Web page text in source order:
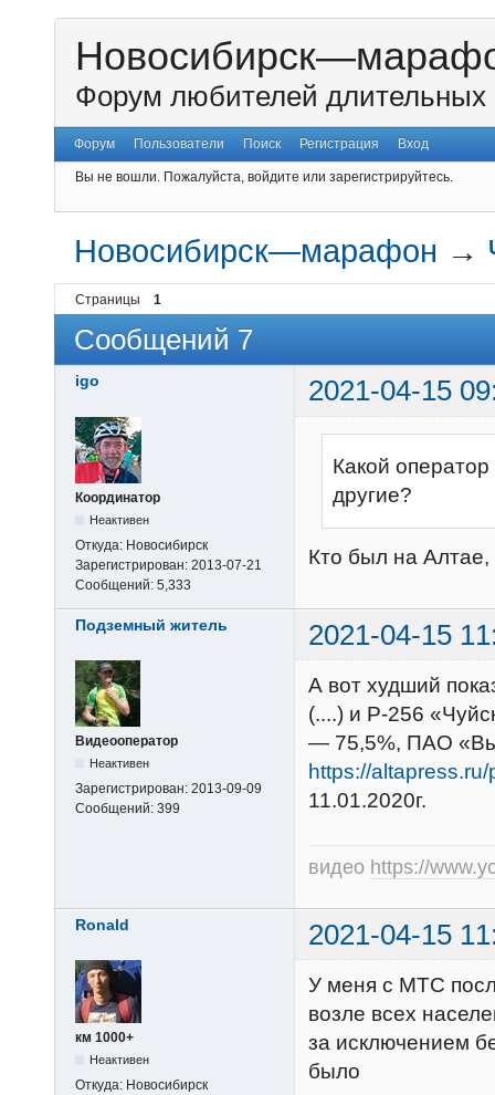
Форум любителей длительных
Форум Пользователи Поиск Регистрация Вход
Вы не вошли. Пожалуйста, войдите или зарегистрируйтесь.
Новосибирск—марафон →
Страницы 1
Сообщений 7
igo 2021-04-15
Координатор
Неактивен
Откуда: Новосибирск
Зарегистрирован: 2013-07-21
Сообщений: 5,333
Какой
другие?
Кто был на Алтае,
Подземный житель 2021-04-15
Видеооператор
Неактивен
Зарегистрирован: 2013-09-09
Сообщений: 399
А вот худший
(....) и Р-256
— 75,5%, ПАО
https://
11.01.2020г.
видео https://
Ronald 2021-04-15
км 1000+
Неактивен
Откуда: Новосибирск
У меня с МТС
возле всех
за исключением
было